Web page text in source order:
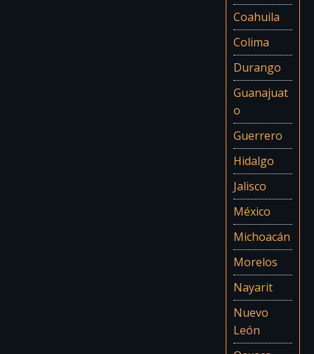
Coahuila
Colima
Durango
Guanajuat
o
Guerrero
Hidalgo
Jalisco
México
Michoacán
Morelos
Nayarit
Nuevo
León